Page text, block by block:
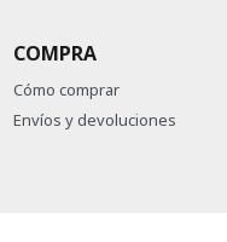
COMPRA
Cómo comprar
Envíos y devoluciones